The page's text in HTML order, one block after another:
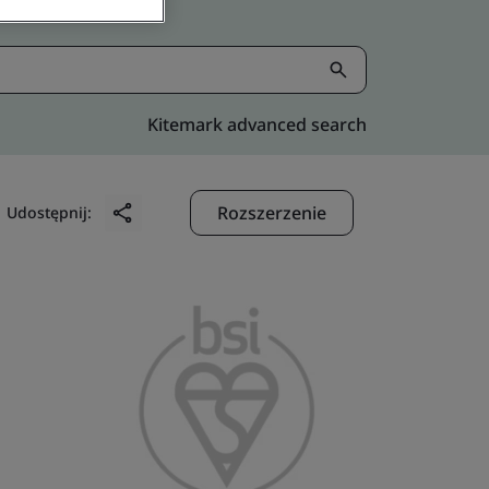
Kitemark advanced search
Udostępnij: Rozszerzenie